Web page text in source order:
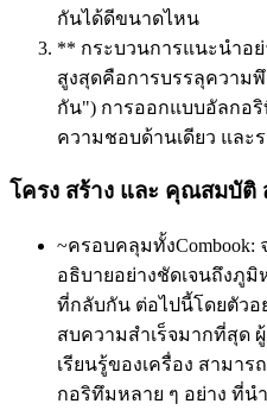
กันได้ดีขนาดไหน
** กระบวนการแนะนําอย่
สูงสุดคือการบรรลุความพึ
กัน") การออกแบบอัลกอริ
ความชอบด้านเดียว และ
โครง สร้าง และ คุณสมบัติ
~ครอบคลุมทั้ง
อธิบายอย่างชัดเจนถึงภู
ที่กลับกัน ต่อไปนี้โดยตัว
สบความสําเร็จมากที่สุด
เรียนรู้ของเครื่อง สามาร
กอริทึมหลาย ๆ อย่าง ที่นํ